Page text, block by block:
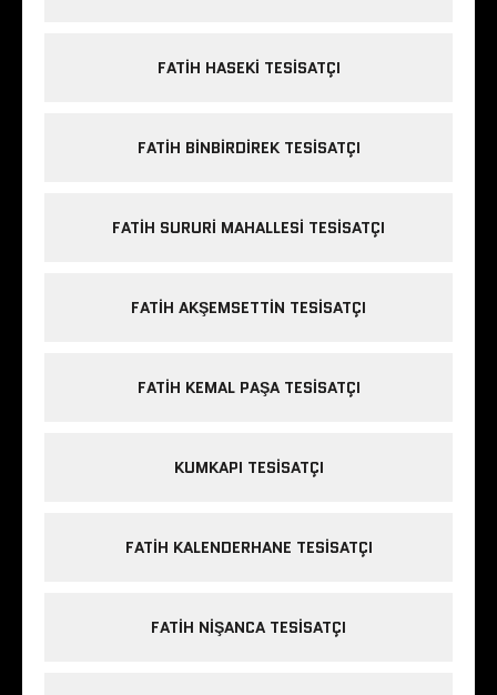
FATIH HASEKI TESISATÇI
FATIH BINBIRDIREK TESISATÇI
FATIH SURURI MAHALLESI TESISATÇI
FATIH AKŞEMSETTIN TESISATÇI
FATIH KEMAL PAŞA TESISATÇI
KUMKAPI TESISATÇI
FATIH KALENDERHANE TESISATÇI
FATIH NIŞANCA TESISATÇI